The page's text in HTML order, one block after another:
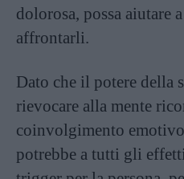
dolorosa, possa aiutare
affrontarli.
Dato che il potere della
rievocare alla mente
coinvolgimento
potrebbe a tutti gli